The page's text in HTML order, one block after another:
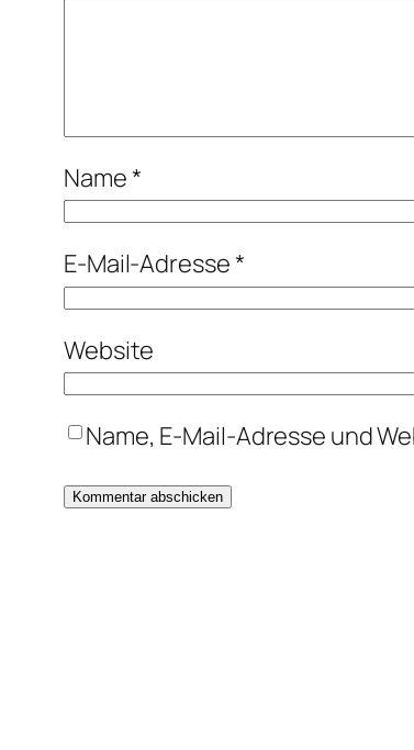
Name*
E-Mail-Adresse*
Website
Name, E-Mail-Adresse und